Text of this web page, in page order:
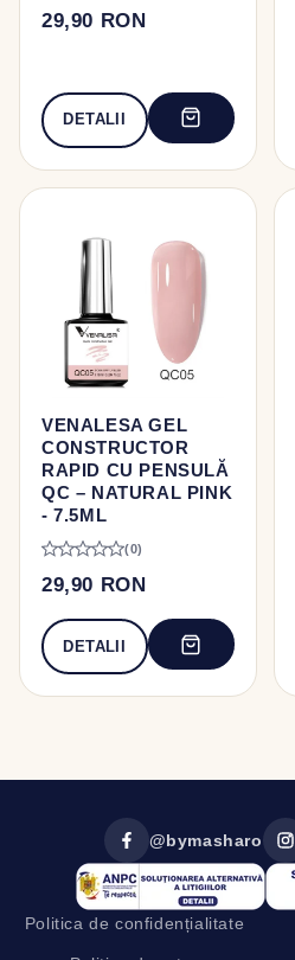
29,90 RON
DETALII
VENALESA GEL
CONSTRUCTOR
RAPID CU PENSULĂ
QC – NATURAL PINK
- 7.5ML
(0)
29,90 RON
DETALII
Politica de confidențialitate
@bymasharo